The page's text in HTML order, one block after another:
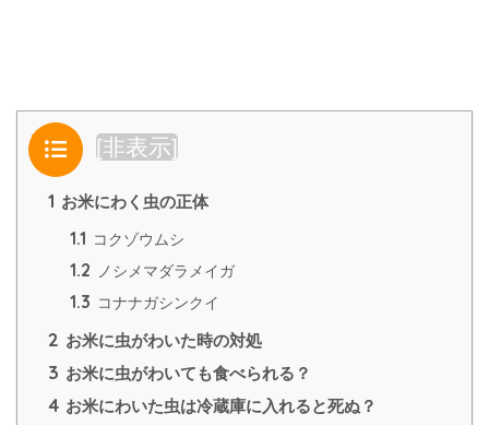
目次 [非表示]
1 お米にわく虫の正体
1.1 コクゾウムシ
1.2 ノシメマダラメイガ
1.3 コナナガシンクイ
2 お米に虫がわいた時の対処
3 お米に虫がわいても食べられる？
4 お米にわいた虫は冷蔵庫に入れると死ぬ？